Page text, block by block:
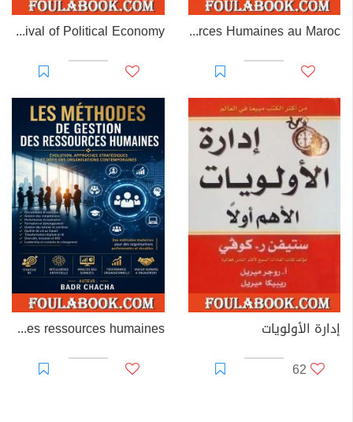
MAROC RH – Gestion des Ressources Humaines au Maroc
The Missing Measure: A Contribution to the Revival of Political Economy
إدارة الأولويات
62
Les méthodes de gestion des ressources humaines